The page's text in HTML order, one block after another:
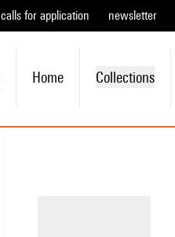
calls for application newsletter
Home Collections